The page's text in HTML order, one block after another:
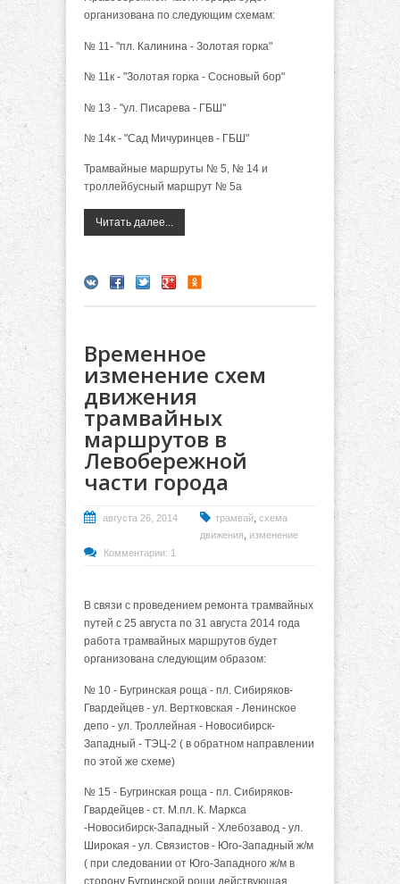
организована по следующим схемам:
№ 11- "пл. Калинина - Золотая горка"
№ 11к - "Золотая горка - Сосновый бор"
№ 13 - "ул. Писарева - ГБШ"
№ 14к - "Сад Мичуринцев - ГБШ"
Трамвайные маршруты № 5, № 14 и
троллейбусный маршрут № 5а
Читать далее...
Временное
изменение схем
движения
трамвайных
маршрутов в
Левобережной
части города
августа 26, 2014 трамвай схема
движения
изменение
Комментарии: 1
В связи с проведением ремонта трамвайных
путей с 25 августа по 31 августа 2014 года
работа трамвайных маршрутов будет
организована следующим образом:
№ 10 - Бугринская роща - пл. Сибиряков-
Гвардейцев - ул. Вертковская - Ленинское
депо - ул. Троллейная - Новосибирск-
Западный - ТЭЦ-2 ( в обратном направлении
по этой же схеме)
№ 15 - Бугринская роща - пл. Сибиряков-
Гвардейцев - ст. М.пл. К. Маркса
-Новосибирск-Западный - Хлебозавод - ул.
Широкая - ул. Связистов - Юго-Западный ж/м
( при следовании от Юго-Западного ж/м в
сторону Бугринской рощи действующая